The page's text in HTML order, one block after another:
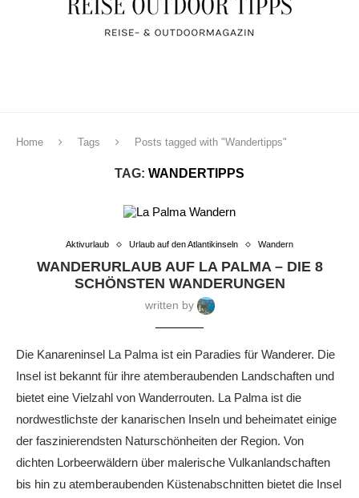
Home Tags Posts tagged with "Wandertipps"
TAG: WANDERTIPPS
Aktivurlaub Urlaub auf den Atlantikinseln Wandern
WANDERURLAUB AUF LA PALMA – DIE 8
SCHÖNSTEN WANDERUNGEN
written by
Die Kanareninsel La Palma ist ein Paradies für Wanderer. Die
Insel ist bekannt für ihre atemberaubenden Landschaften und
bietet eine Vielzahl von Wanderrouten. La Palma ist die
nordwestlichste der kanarischen Inseln und beheimatet einige
der faszinierendsten Naturschönheiten der Region. Von
dichten Lorbeerwäldern über malerische Vulkanlandschaften
bis hin zu atemberaubenden Küstenabschnitten bietet die Insel